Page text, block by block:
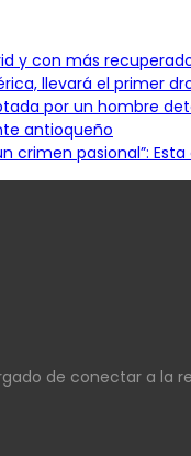
y con más
llevará el primer
por un hombre
antioqueño
crimen pasional”:
de conectar a la